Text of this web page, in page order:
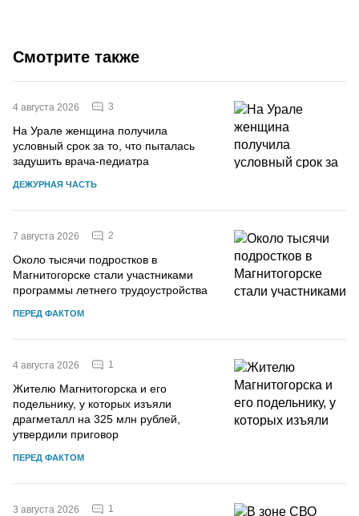
Смотрите также
4 августа 2026 3
На Урале женщина получила
условный срок за то, что пыталась
задушить врача-педиатра
ДЕЖУРНАЯ ЧАСТЬ
7 августа 2026 2
Около тысячи подростков в
Магнитогорске стали участниками
программы летнего трудоустройства
ПЕРЕД ФАКТОМ
4 августа 2026 1
Жителю Магнитогорска и его
подельнику, у которых изъяли
драгметалл на 325 млн рублей,
утвердили приговор
ПЕРЕД ФАКТОМ
3 августа 2026 1